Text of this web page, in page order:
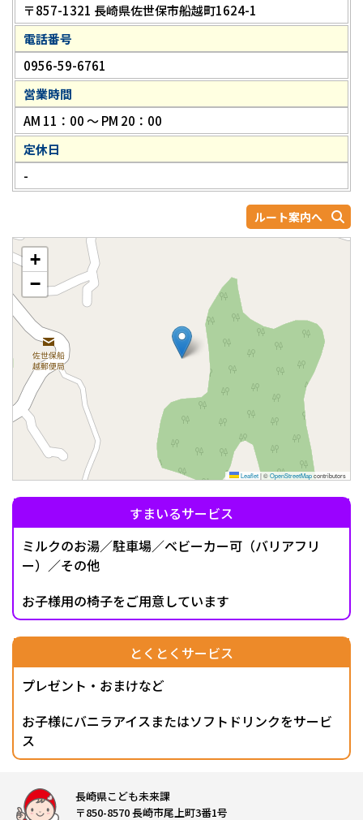
〒857-1321 長崎県佐世保市船越町1624-1
電話番号
0956-59-6761
営業時間
AM 11：00 ～ PM 20：00
定休日
-
ルート案内へ
+
−
Leaflet|©OpenStreetMapcontributors
すまいるサービス
ミルクのお湯／駐車場／ベビーカー可（バリアフリ
ー）／その他
お子様用の椅子をご用意しています
とくとくサービス
プレゼント・おまけなど
お子様にバニラアイスまたはソフトドリンクをサービ
ス
長崎県こども未来課
〒850-8570 長崎市尾上町3番1号